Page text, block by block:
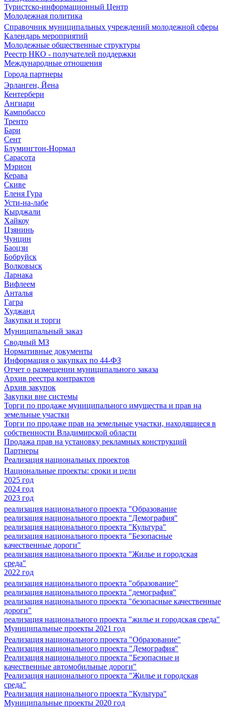
Туристско-информационный Центр
Молодежная политика
Справочник муниципальных учреждений молодежной сферы
Календарь мероприятий
Молодежные общественные структуры
Реестр НКО - получателей поддержки
Международные отношения
Города партнеры
Эрланген, Йена
Кентербери
Ангиари
Кампобассо
Тренто
Бари
Сент
Блумингтон-Нормал
Сарасота
Мэрион
Керава
Скиве
Еленя Гура
Усти-на-лабе
Кырджали
Хайкоу
Цзянинь
Чунцин
Баоцзи
Бобруйск
Волковыск
Ларнака
Вифлеем
Анталья
Гагра
Худжанд
Закупки и торги
Муниципальный заказ
Сводный МЗ
Нормативные документы
Информация о закупках по 44-ФЗ
Отчет о размещении муниципального заказа
Архив реестра контрактов
Архив закупок
Закупки вне системы
Торги по продаже муниципального имущества и прав на
земельные участки
Торги по продаже прав на земельные участки, находящиеся в
собственности Владимирской области
Продажа прав на установку рекламных конструкций
Партнеры
Реализация национальных проектов
Национальные проекты: сроки и цели
2025 год
2024 год
2023 год
реализация национального проекта "Образование
реализация национального проекта "Демография"
реализация национального проекта "Культура"
реализация национального проекта "Безопасные
качественные дороги"
реализация национального проекта "Жилье и городская
среда"
2022 год
реализация национального проекта "образование"
реализация национального проекта "демография"
реализация национального проекта "безопасные качественные
дороги"
реализация национального проекта "жилье и городская среда"
Муниципальные проекты 2021 год
Реализация национального проекта "Образование"
Реализация национального проекта "Демография"
Реализация национального проекта "Безопасные и
качественные автомобильные дороги"
Реализация национального проекта "Жилье и городская
среда"
Реализация национального проекта "Культура"
Муниципальные проекты 2020 год